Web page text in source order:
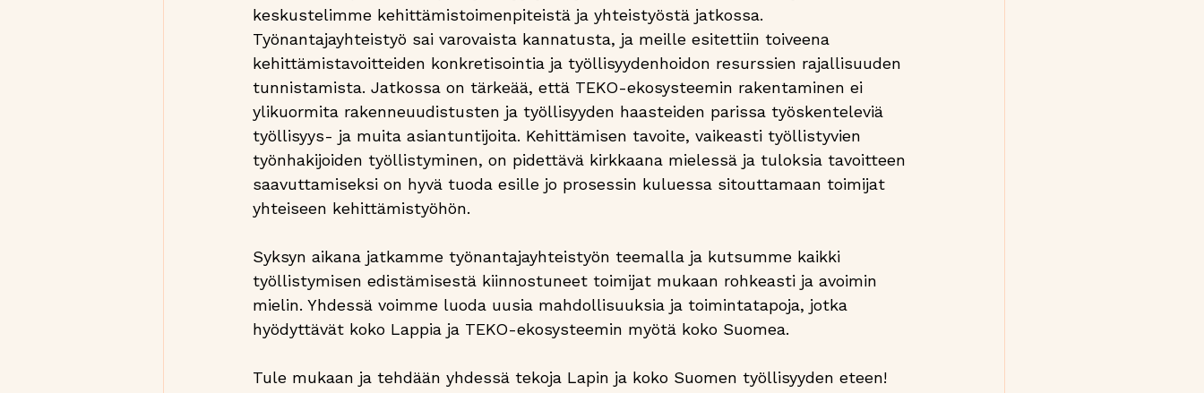
keskustelimme kehittämistoimenpiteistä ja yhteistyöstä jatkossa.
Työnantajayhteistyö sai varovaista kannatusta, ja meille esitettiin toiveena
kehittämistavoitteiden konkretisointia ja työllisyydenhoidon resurssien rajallisuuden
tunnistamista. Jatkossa on tärkeää, että TEKO-ekosysteemin rakentaminen ei
ylikuormita rakenneuudistusten ja työllisyyden haasteiden parissa työskenteleviä
työllisyys- ja muita asiantuntijoita. Kehittämisen tavoite, vaikeasti työllistyvien
työnhakijoiden työllistyminen, on pidettävä kirkkaana mielessä ja tuloksia tavoitteen
saavuttamiseksi on hyvä tuoda esille jo prosessin kuluessa sitouttamaan toimijat
yhteiseen kehittämistyöhön.
Syksyn aikana jatkamme työnantajayhteistyön teemalla ja kutsumme kaikki
työllistymisen edistämisestä kiinnostuneet toimijat mukaan rohkeasti ja avoimin
mielin. Yhdessä voimme luoda uusia mahdollisuuksia ja toimintatapoja, jotka
hyödyttävät koko Lappia ja TEKO-ekosysteemin myötä koko Suomea.
Tule mukaan ja tehdään yhdessä tekoja Lapin ja koko Suomen työllisyyden eteen!